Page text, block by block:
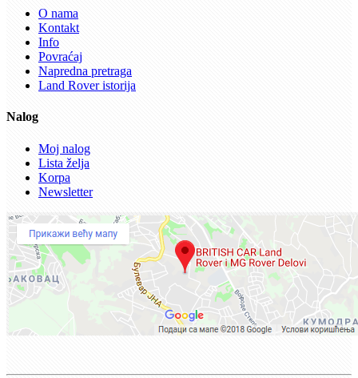
O nama
Kontakt
Info
Povraćaj
Napredna pretraga
Land Rover istorija
Nalog
Moj nalog
Lista želja
Korpa
Newsletter